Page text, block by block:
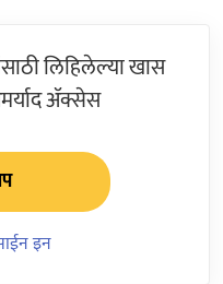
लिहिलेल्या खास
ॲक्सेस
इन